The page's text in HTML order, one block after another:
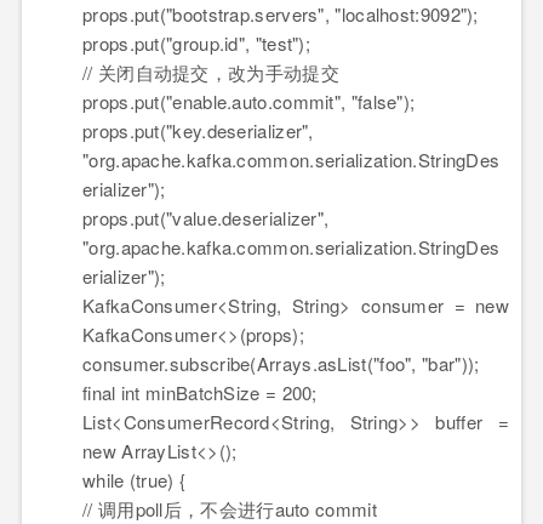
props.put("bootstrap.servers","localhost:9092");
props.put("group.id", "test");
// 关闭自动提交，改为手动提交
props.put("enable.auto.commit", "false");
props.put("key.deserializer",
"org.apache.kafka.common.serialization.StringDes
erializer");
props.put("value.deserializer",
"org.apache.kafka.common.serialization.StringDes
erializer");
KafkaConsumer<String, String> consumer = new
KafkaConsumer<>(props);
consumer.subscribe(Arrays.asList("foo","bar"));
final int minBatchSize = 200;
List<ConsumerRecord<String, String>> buffer =
newArrayList<>();
while (true) {
// 调用poll后，不会进行auto commit